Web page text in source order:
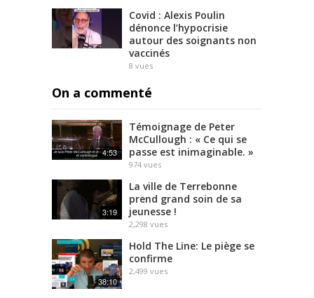
Covid : Alexis Poulin
dénonce l’hypocrisie
autour des soignants non
vaccinés
8 vues
On a commenté
4:53
Témoignage de Peter
McCullough : « Ce qui se
passe est inimaginable. »
974 vues
3:19
La ville de Terrebonne
prend grand soin de sa
jeunesse !
2,298 vues
38:10
Hold The Line: Le piège se
confirme
2,499 vues